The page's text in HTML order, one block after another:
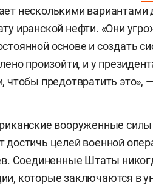
несколькими вариантами
иранской нефти. «Они
основе и создать
произойти, и у
предотвратить это»,
вооруженные
целей военной
Соединенные Штаты
которые заключаются в